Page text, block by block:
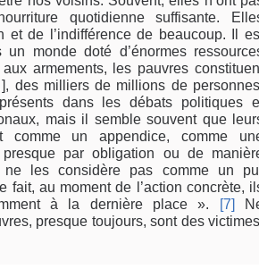
quotidienne suffisante.
et de l’indifférence de beaucoup. Il
monde doté d’énormes
armements, les pauvres
des milliers de millions de
dans les débats politiques
mais il semble souvent que
comme un appendice, comme
par obligation ou de
ne les considère pas comme un
fait, au moment de l’action concrète,
à la dernière place ».
[7]
presque toujours, sont des